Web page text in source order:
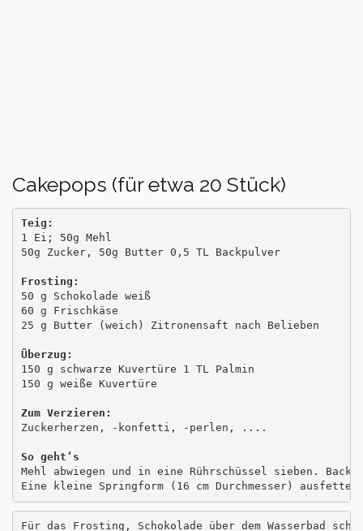
Cakepops (für etwa 20 Stück)
Teig:
1 Ei; 50g Mehl
50g Zucker, 50g Butter 0,5 TL Backpulver
Frosting:
50 g Schokolade weiß
60 g Frischkäse
25 g Butter (weich) Zitronensaft nach Belieben
Überzug:
150 g schwarze Kuvertüre 1 TL Palmin
150 g weiße Kuvertüre
Zum Verzieren:
Zuckerherzen, -konfetti, -perlen, ....
Mehl abwiegen und in eine Rührschüssel sieben.
Eine kleine Springform (16 cm Durchmesser) ausfetten
Für das Frosting, Schokolade über dem Wasserbad